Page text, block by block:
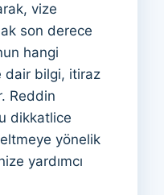
vize
son derece
hangi
dair bilgi, itiraz
Reddin
dikkatlice
yönelik
yardımcı